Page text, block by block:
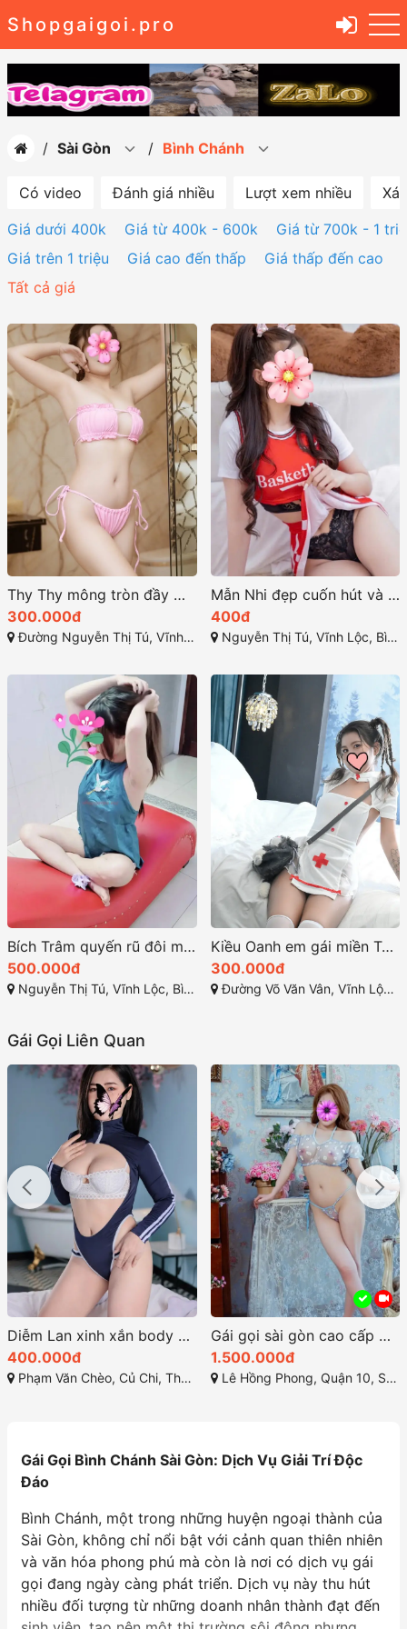
Shopgaigoi.pro
Sài Gòn Bình Chánh
Có video Đánh giá nhiều Lượt xem nhiều
Giá dưới 400k
Giá từ 400k - 600k
Giá từ 700k - 1
Giá trên 1 triệu
Giá cao đến thấp
Giá thấp đến cao
Tất cả giá
Thy Thy mông tròn đầy mềm mại và nuột nà
300.000đ
Đường Nguyễn Thị Tú, Vĩnh Lộc B, Bình Chánh, Thành phố Hồ Chí Minh
Mẫn Nhi đẹp cuốn hút và khả năng làm vừa lòng mọi khách
400đ
Nguyễn Thị Tú, Vĩnh Lộc, Bình Chánh
Bích Trâm quyến rũ đôi mắt lấp lánh và làn da trắng sáng
500.000đ
Nguyễn Thị Tú, Vĩnh Lộc, Bình Chánh
Kiều Oanh em gái miền Tây giọng nói ngọt ngào trong trẻo
300.000đ
Đường Võ Văn Vân, Vĩnh Lộc B, Bình Chánh, Thành phố Hồ Chí Minh
Gái Gọi Liên Quan
Diễm Lan xinh xắn body chuẩn chỉnh
400.000đ
Phạm Văn Chèo, Củ Chi, Thành phố Hồ Chí Minh
Gái gọi sài gòn cao cấp Mia đẹp hoàn hảo tỏa sáng
1.500.000đ
Lê Hồng Phong, Quận 10, Sài Gòn
Gái Gọi Bình Chánh Sài Gòn: Dịch Vụ Giải Trí Độc
Đáo
Bình Chánh, một trong những huyện ngoại thành của
Sài Gòn, không chỉ nổi bật với cảnh quan thiên nhiên
và văn hóa phong phú mà còn là nơi có dịch vụ gái
gọi đang ngày càng phát triển. Dịch vụ này thu hút
nhiều đối tượng từ những doanh nhân thành đạt đến